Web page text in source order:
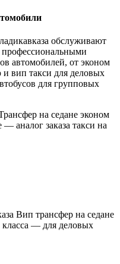
обслуживают
профессиональными
автомобилей, от эконом
вип такси для деловых
для групповых
на седане эконом
аналог заказа такси на
Вип трансфер на седане
класса — для деловых